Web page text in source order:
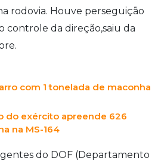
rodovia. Houve perseguição
controle da direção,saiu da
com 1 tonelada de maconha
do exército apreende 626
na MS-164
do DOF (Departamento